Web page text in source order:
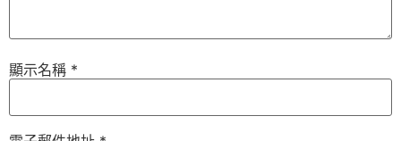
顯示名稱 *